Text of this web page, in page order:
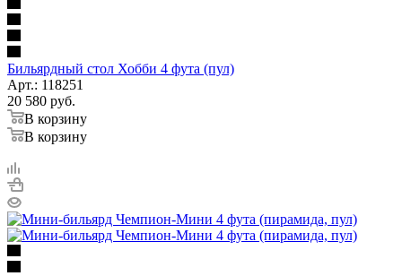
Бильярдный стол Хобби 4 фута (пул)
Арт.: 118251
20 580 руб.
В корзину
В корзину